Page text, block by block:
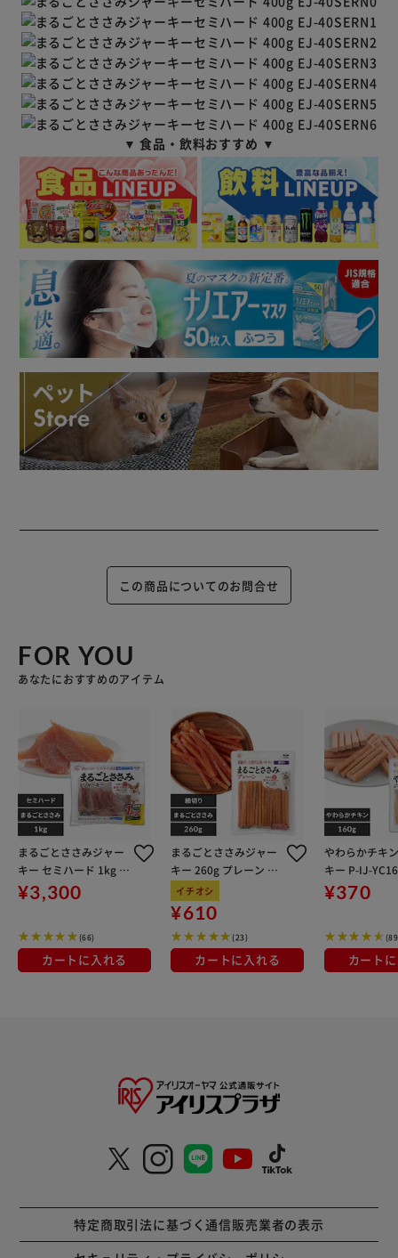
▼ 食品・飲料おすすめ ▼
この商品についてのお問合せ
FOR YOU
あなたにおすすめのアイテム
まるごとささみジャー
キー セミハード 1kg P-
IJ-SH1K
¥3,300
(66)
カートに入れる
まるごとささみジャー
キー 260g プレーン P-I
J-HSE260 犬 おやつ
【代引き不可】
イチオシ
¥610
(23)
カートに入れる
やわらかチキ
キー P-IJ-
¥370
カート
特定商取引法に基づく通信販売業者の表示